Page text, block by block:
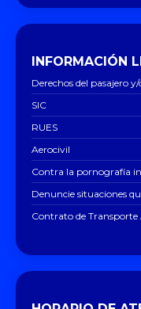
INFORMACIÓN
Derechos del pasajero
SIC
RUES
Aerocivil
Contra la pornografía
Denuncie situaciones
Contrato de Transporte